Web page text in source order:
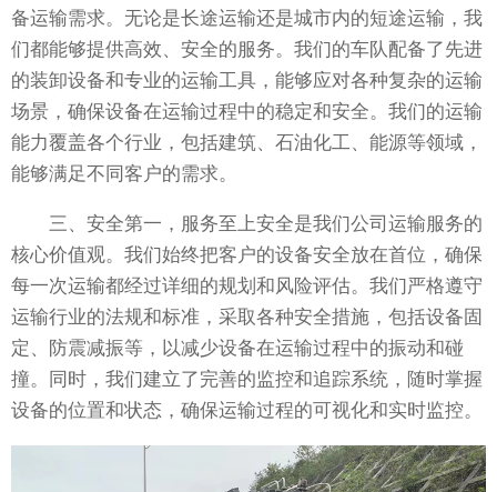
备运输需求。无论是长途运输还是城市内的短途运输，我
们都能够提供高效、安全的服务。我们的车队配备了先进
的装卸设备和专业的运输工具，能够应对各种复杂的运输
场景，确保设备在运输过程中的稳定和安全。我们的运输
能力覆盖各个行业，包括建筑、石油化工、能源等领域，
能够满足不同客户的需求。
三、安全第一，服务至上安全是我们公司运输服务的
核心价值观。我们始终把客户的设备安全放在首位，确保
每一次运输都经过详细的规划和风险评估。我们严格遵守
运输行业的法规和标准，采取各种安全措施，包括设备固
定、防震减振等，以减少设备在运输过程中的振动和碰
撞。同时，我们建立了完善的监控和追踪系统，随时掌握
设备的位置和状态，确保运输过程的可视化和实时监控。